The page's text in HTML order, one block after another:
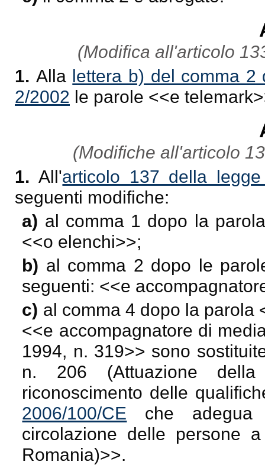
(Modifica all'articolo
1. Alla lettera b) del comma 2
2/2002 le parole <<e telemark
(Modifiche all'articolo
1.All'articolo 137 della
seguenti modifiche:
a) al comma 1 dopo la
<<o elenchi>>;
b) al comma 2 dopo le
seguenti: <<e
c) al comma 4 dopo la parola
<<e accompagnatore di
1994, n. 319>> sono
n. 206 (Attuazione
riconoscimento delle
2006/100/CE che adegua
circolazione delle persone
Romania)>>.